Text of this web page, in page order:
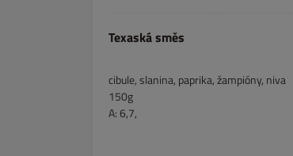
Texaská směs
cibule, slanina, paprika, žampióny, niva
150g
A: 6,7,